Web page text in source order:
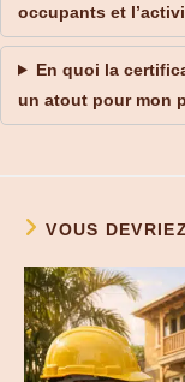
occupants et
En quoi la
un atout pour mon
VOUS